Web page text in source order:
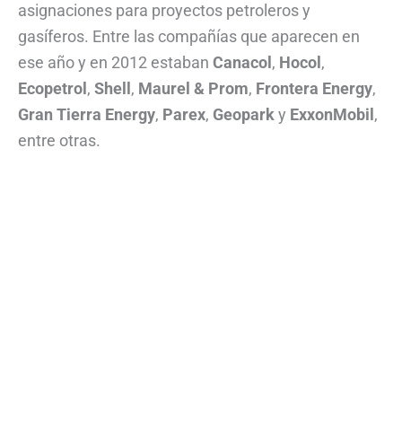
asignaciones para proyectos petroleros y
gasíferos. Entre las compañías que aparecen en
ese año y en 2012 estaban Canacol , Hocol ,
Ecopetrol , Shell , Maurel & Prom, Frontera Energy,
Gran Tierra Energy, Parex, Geoparky ExxonMobil ,
entre otras.